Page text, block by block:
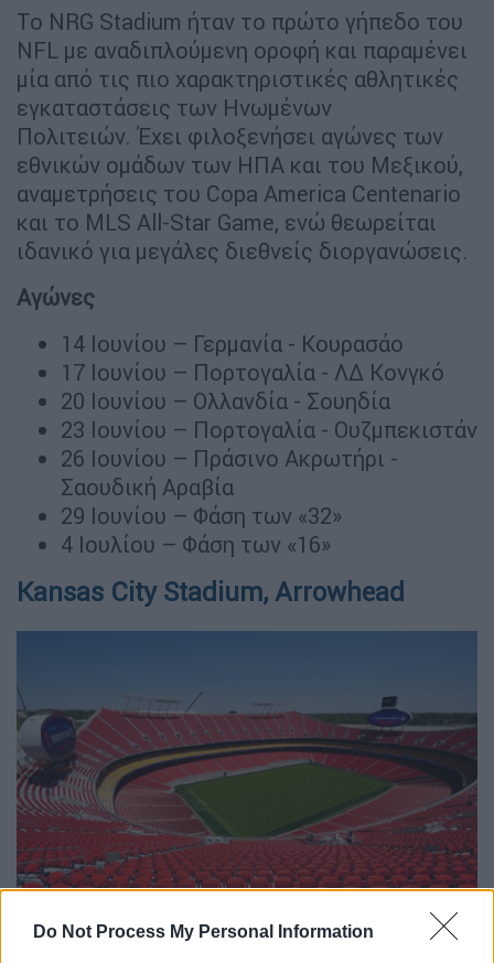
Do Not Process My Personal Information
Το NRG Stadium ήταν το πρώτο γήπεδο του
NFL με αναδιπλούμενη οροφή και παραμένει
μία από τις πιο χαρακτηριστικές αθλητικές
εγκαταστάσεις των Ηνωμένων
Πολιτειών. Έχει φιλοξενήσει αγώνες των
εθνικών ομάδων των ΗΠΑ και του Μεξικού,
αναμετρήσεις του Copa America Centenario
και το MLS All-Star Game, ενώ θεωρείται
ιδανικό για μεγάλες διεθνείς διοργανώσεις.
Αγώνες
14 Ιουνίου – Γερμανία - Κουρασάο
17 Ιουνίου – Πορτογαλία - ΛΔ Κονγκό
20 Ιουνίου – Ολλανδία - Σουηδία
23 Ιουνίου – Πορτογαλία - Ουζμπεκιστάν
26 Ιουνίου – Πράσινο Ακρωτήρι -
Σαουδική Αραβία
29 Ιουνίου – Φάση των «32»
4 Ιουλίου – Φάση των «16»
Kansas City Stadium, Arrowhead